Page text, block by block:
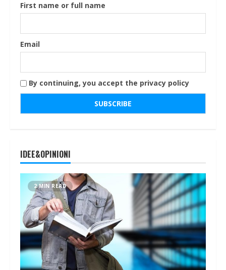
First name or full name
Email
By continuing, you accept the privacy policy
IDEE&OPINIONI
2 MIN READ